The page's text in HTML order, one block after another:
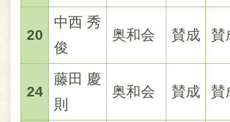
20
中西 秀
俊
奥和会 賛成 賛
24
藤田 慶
則
奥和会 賛成 賛